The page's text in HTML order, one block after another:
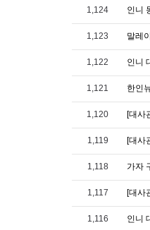
1,124 인니
1,123 말레
1,122 인니
1,121 한인
1,120 [대사
1,119 [대사
1,118 가자
1,117 [대사
1,116 인니